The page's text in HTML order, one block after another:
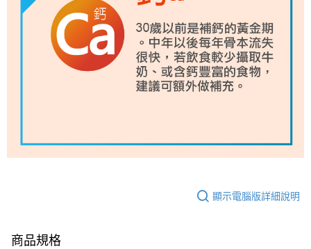
顯示電腦版詳細說明
商品規格